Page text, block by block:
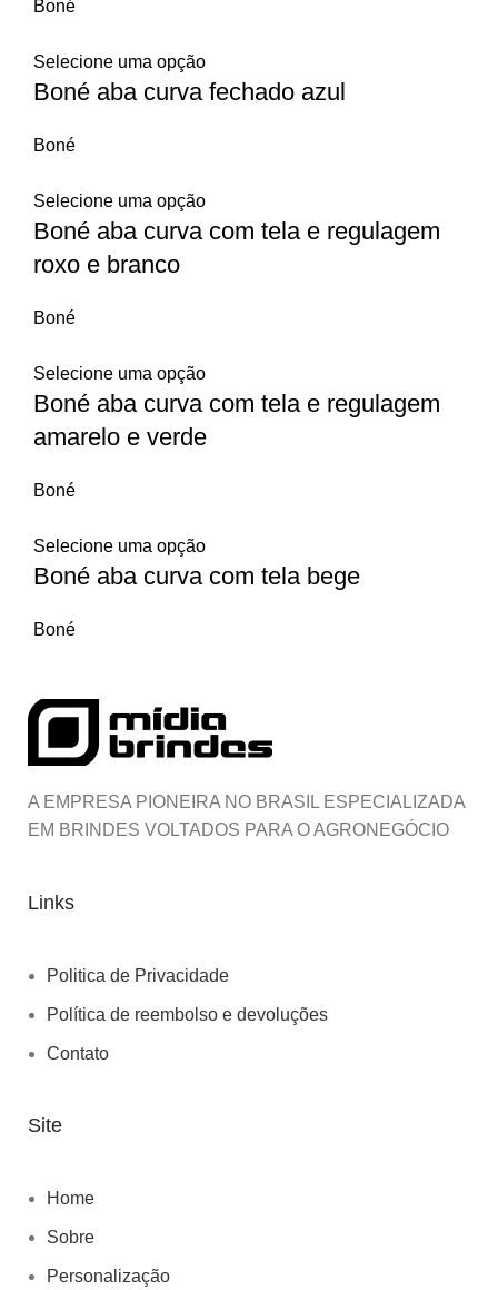
Boné
Selecione uma opção
Boné aba curva fechado azul
Boné
Selecione uma opção
Boné aba curva com tela e regulagem
roxo e branco
Boné
Selecione uma opção
Boné aba curva com tela e regulagem
amarelo e verde
Boné
Selecione uma opção
Boné aba curva com tela bege
Boné
A EMPRESA PIONEIRA NO BRASIL ESPECIALIZADA
EM BRINDES VOLTADOS PARA O AGRONEGÓCIO
Links
Politica de Privacidade
Política de reembolso e devoluções
Contato
Site
Home
Sobre
Personalização